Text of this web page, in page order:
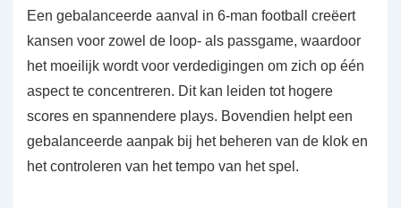
Een gebalanceerde aanval in 6-man football creëert
kansen voor zowel de loop- als passgame, waardoor
het moeilijk wordt voor verdedigingen om zich op één
aspect te concentreren. Dit kan leiden tot hogere
scores en spannendere plays. Bovendien helpt een
gebalanceerde aanpak bij het beheren van de klok en
het controleren van het tempo van het spel.